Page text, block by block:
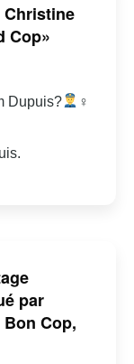
Christine
Cop»
Dupuis? ‍♀
par
Cop,